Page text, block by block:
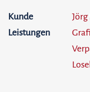
Kunde
Leistungen